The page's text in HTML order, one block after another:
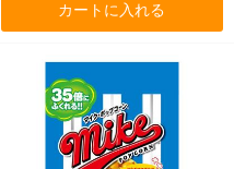
カートに入れる